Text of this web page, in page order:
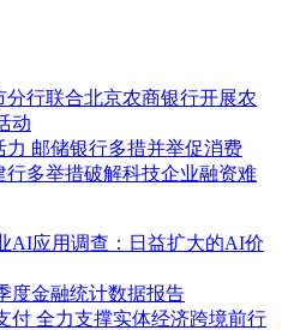
行联合北京农商银行开展农
动
邮储银行多措并举促消费
行多举措破解科技企业融资难
AI应用调查：日益扩大的AI价
度金融统计数据报告
付 全力支撑实体经济跨境前行